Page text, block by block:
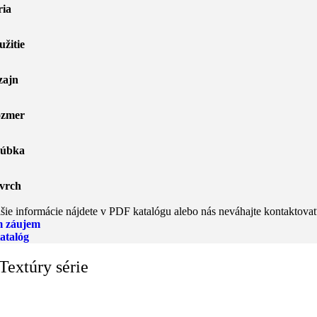
informácie nájdete v PDF katalógu alebo nás neváhajte
záujem
série